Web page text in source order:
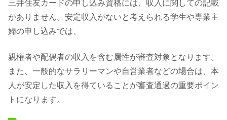
三井住友カードの申し込み資格には、収入に関しての記載
がありません。安定収入がないと考えられる学生や専業主
婦の申し込みでは、
親権者や配偶者の収入を含む属性が審査対象となります。
また、一般的なサラリーマンや自営業者などの場合は、本
人が安定した収入を得ていることが審査通過の重要ポイン
トになります。